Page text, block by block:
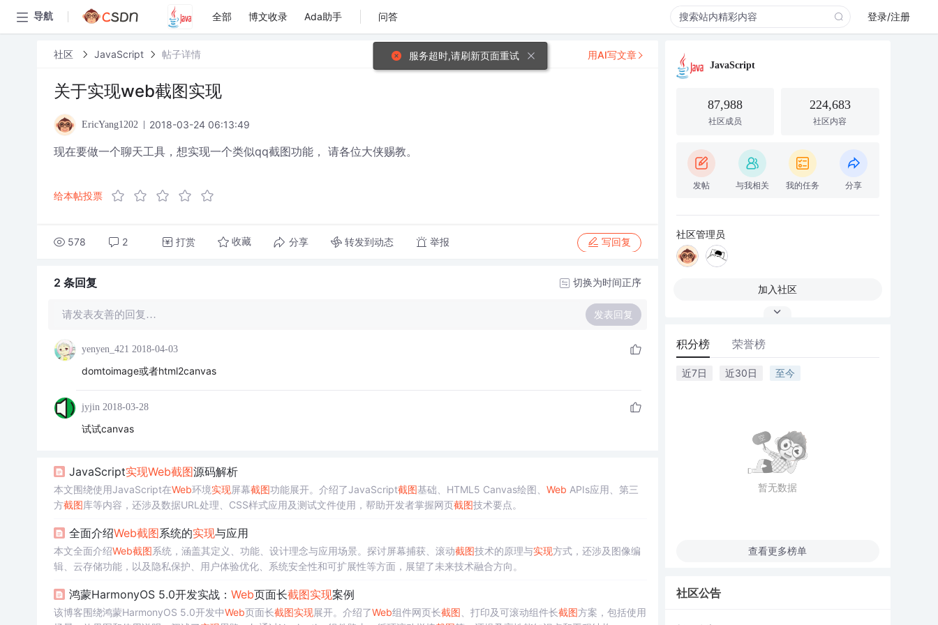
导航 全部 博文收录 Ada助手 问答 登录/注册
社区 JavaScript 帖子详情
关于实现web截图实现
EricYang1202 2018-03-24 06:13:49
现在要做一个聊天工具，想实现一个类似qq截图功能， 请各位大侠赐教。
给本帖投票
578 2 打赏 收藏 分享 转发到动态 举报 写回复
用AI写文章
2 条回复 切换为时间正序
请发表友善的回复… 发表回复
yenyen_421 2018-04-03
domtoimage或者html2canvas
jyjin 2018-03-28
试试canvas
JavaScript实现Web截图源码解析
本文围绕使用JavaScript在Web环境实现屏幕截图功能展开。介绍了JavaScript截图基础、HTML5 Canvas绘图、 Web APIs应用、第三
方截图库等内容，还涉及数据URL处理、CSS样式应用及测试文件使用，帮助开发者掌握网页截图技术要点。
全面介绍Web截图系统的实现与应用
本文全面介绍Web截图系统，涵盖其定义、功能、设计理念与应用场景。探讨屏幕捕获、滚动截图技术的原理与实现方式，还涉及图像编
辑、云存储功能，以及隐私保护、用户体验优化、系统安全性和可扩展性等方面，展望了未来技术融合方向。
鸿蒙HarmonyOS 5.0开发实战： Web页面长截图实现案例
该博客围绕鸿蒙HarmonyOS 5.0开发中Web页面长截图实现展开。介绍了Web组件网页长截图 、打印及可滚动组件长截图方案，包括使用
JavaScript
87,988
社区成员
224,683
社区内容
发帖 与我相关 我的任务 分享
社区管理员
加入社区
积分榜 荣誉榜
近7日 近30日 至今
暂无数据
查看更多榜单
社区公告
服务超时,请刷新页面重试